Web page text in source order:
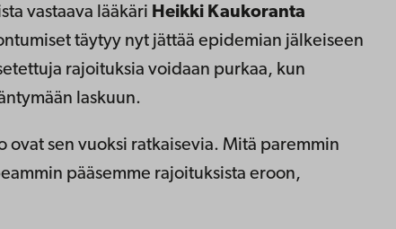
vastaava lääkäri Heikki Kaukoranta
täytyy nyt jättää epidemian jälkeiseen
rajoituksia voidaan purkaa, kun
laskuun.
ovat sen vuoksi ratkaisevia. Mitä paremmin
pääsemme rajoituksista eroon,